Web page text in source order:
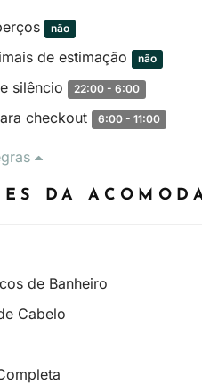
não
de estimação não
silêncio 22:00 - 6:00
checkout 6:00 - 11:00
DA
de Banheiro
Cabelo